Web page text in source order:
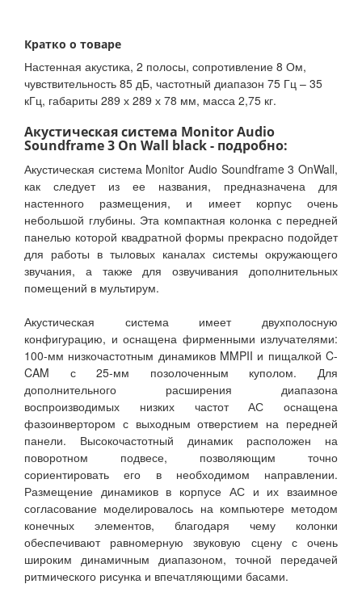
Кратко о товаре
Настенная акустика, 2 полосы, сопротивление 8 Ом,
чувствительность 85 дБ, частотный диапазон 75 Гц – 35
кГц, габариты 289 х 289 х 78 мм, масса 2,75 кг.
Акустическая система Monitor Audio
Soundframe 3 On Wall black - подробно:
Акустическая система Monitor Audio Soundframe 3 OnWall,
как следует из ее названия, предназначена для
настенного размещения, и имеет корпус очень
небольшой глубины. Эта компактная колонка с передней
панелью которой квадратной формы прекрасно подойдет
для работы в тыловых каналах системы окружающего
звучания, а также для озвучивания дополнительных
помещений в мультирум.
Акустическая система имеет двухполосную
конфигурацию, и оснащена фирменными излучателями:
100-мм низкочастотным динамиков MMPII и пищалкой C-
CAM с 25-мм позолоченным куполом. Для
дополнительного расширения диапазона
воспроизводимых низких частот АС оснащена
фазоинвертором с выходным отверстием на передней
панели. Высокочастотный динамик расположен на
поворотном подвесе, позволяющим точно
сориентировать его в необходимом направлении.
Размещение динамиков в корпусе АС и их взаимное
согласование моделировалось на компьютере методом
конечных элементов, благодаря чему колонки
обеспечивают равномерную звуковую сцену с очень
широким динамичным диапазоном, точной передачей
ритмического рисунка и впечатляющими басами.